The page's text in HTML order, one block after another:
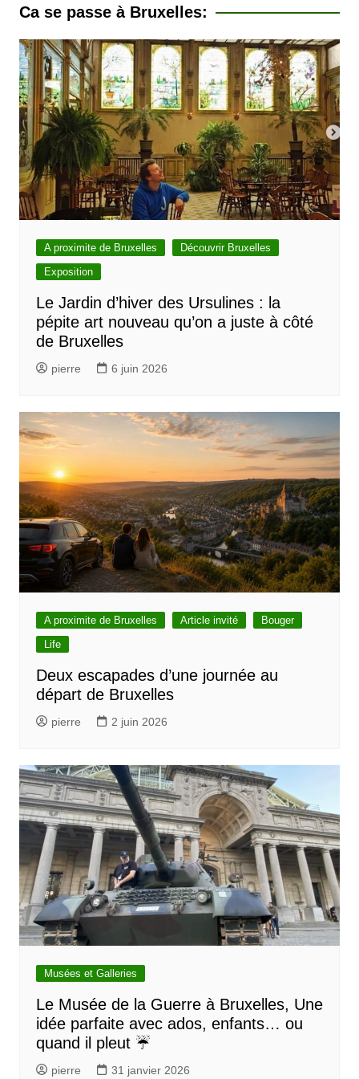
g
a
t
i
o
n
d
e
l
e
Ca se passe à Bruxelles:
A proximite de Bruxelles
Découvrir Bruxelles
Exposition
Le Jardin d’hiver des Ursulines : la
pépite art nouveau qu’on a juste à côté
de Bruxelles
pierre 6 juin 2026
A proximite de Bruxelles Article invité
Bouger
Life
Deux escapades d’une journée au
départ de Bruxelles
pierre 2 juin 2026
Musées et Galleries
Le Musée de la Guerre à Bruxelles, Une
idée parfaite avec ados, enfants… ou
quand il pleut ☔
pierre 31 janvier 2026